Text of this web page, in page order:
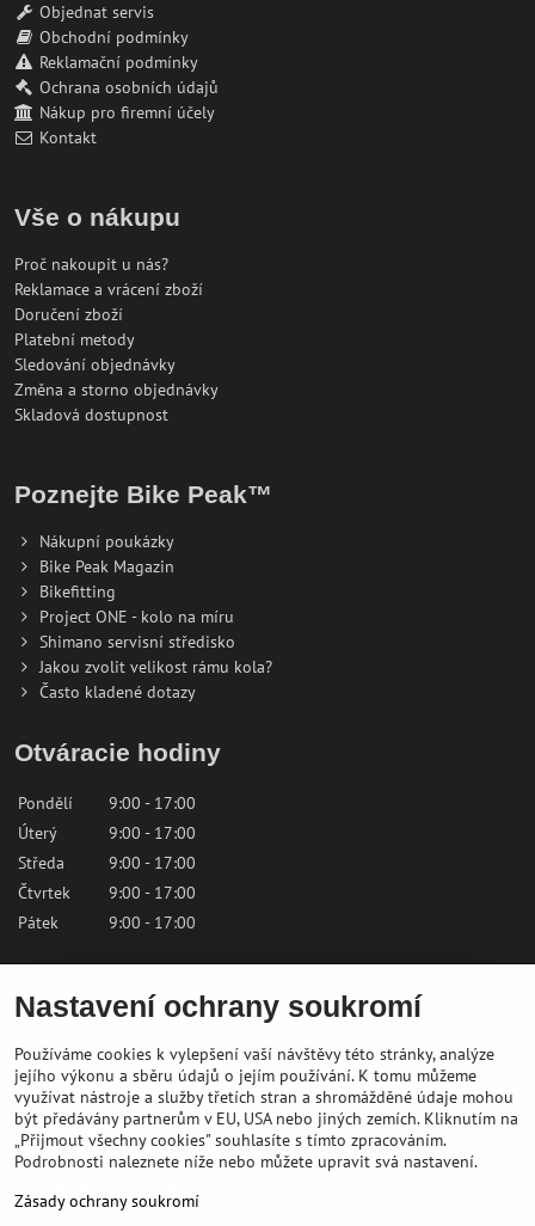
Objednat servis
Obchodní podmínky
Reklamační podmínky
Ochrana osobních údajů
Nákup pro firemní účely
Kontakt
Vše o nákupu
Proč nakoupit u nás?
Reklamace a vrácení zboží
Doručení zboží
Platební metody
Sledování objednávky
Změna a storno objednávky
Skladová dostupnost
Poznejte Bike Peak™
Nákupní poukázky
Bike Peak Magazin
Bikefitting
Project ONE - kolo na míru
Shimano servisní středisko
Jakou zvolit velikost rámu kola?
Často kladené dotazy
Otváracie hodiny
Pondělí
9:00 - 17:00
Úterý
9:00 - 17:00
Středa
9:00 - 17:00
Čtvrtek
9:00 - 17:00
Pátek
9:00 - 17:00
Neděle
Zavřeno
Kontaktujte nás
✉️ shop@bikepeak.sk
?
+421 46 549 23 32
Nastavení ochrany soukromí
Používáme cookies k vylepšení vaší návštěvy této stránky, analýze
jejího výkonu a sběru údajů o jejím používání. K tomu můžeme
využívat nástroje a služby třetích stran a shromážděné údaje mohou
být předávány partnerům v EU, USA nebo jiných zemích. Kliknutím na
„Přijmout všechny cookies" souhlasíte s tímto zpracováním.
Podrobnosti naleznete níže nebo můžete upravit svá nastavení.
Zásady ochrany soukromí